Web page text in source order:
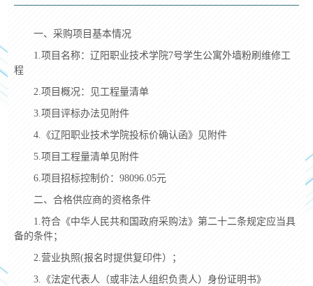
一、采购项目基本情况
1.项目名称：辽阳职业技术学院7号学生公寓外墙粉刷维修工
程
2.项目概况：见工程量清单
3.项目评标办法见附件
4. 《辽阳职业技术学院投标价确认函》见附件
5.项目工程量清单见附件
6.项目招标控制价： 98096.05元
二、合格供应商的资格条件
1.符合《中华人民共和国政府采购法》第二十二条规定应当具
备的条件；
2.营业执照(报名时提供复印件）；
3. 《法定代表人（或非法人组织负责人）身份证明书》